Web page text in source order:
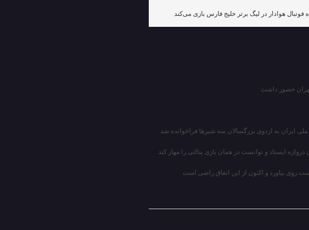
ایستاد و توانست در‌ همان بازی پنالتی را مهار کند
روی بیاورد و اکنون از این اتفاق راضی است